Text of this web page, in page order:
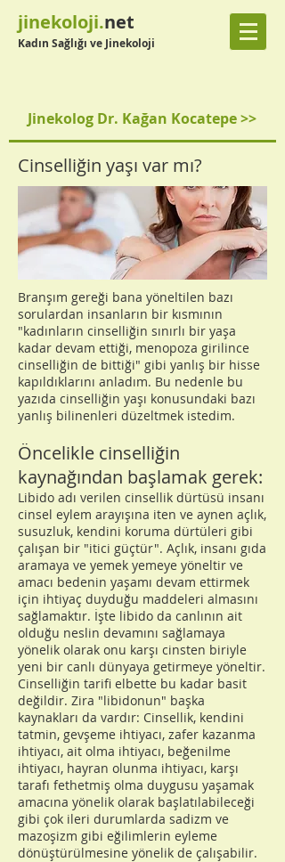
jinekoloji.net
Kadın Sağlığı ve Jinekoloji
Jinekolog Dr. Kağan Kocatepe >>
Cinselliğin yaşı var mı?
Branşım gereği bana yöneltilen bazı
sorulardan insanların bir kısmının
"kadınların cinselliğin sınırlı bir yaşa
kadar devam ettiği, menopoza girilince
cinselliğin de bittiği" gibi yanlış bir hisse
kapıldıklarını anladım. Bu nedenle bu
yazıda cinselliğin yaşı konusundaki bazı
yanlış bilinenleri düzeltmek istedim.
Öncelikle cinselliğin
kaynağından başlamak gerek:
Libido adı verilen cinsellik dürtüsü insanı
cinsel eylem arayışına iten ve aynen açlık,
susuzluk, kendini koruma dürtüleri gibi
çalışan bir "itici güçtür". Açlık, insanı gıda
aramaya ve yemek yemeye yöneltir ve
amacı bedenin yaşamı devam ettirmek
için ihtiyaç duyduğu maddeleri almasını
sağlamaktır. İşte libido da canlının ait
olduğu neslin devamını sağlamaya
yönelik olarak onu karşı cinsten biriyle
yeni bir canlı dünyaya getirmeye yöneltir.
Cinselliğin tarifi elbette bu kadar basit
değildir. Zira "libidonun" başka
kaynakları da vardır: Cinsellik, kendini
tatmin, gevşeme ihtiyacı, zafer kazanma
ihtiyacı, ait olma ihtiyacı, beğenilme
ihtiyacı, hayran olunma ihtiyacı, karşı
tarafı fethetmiş olma duygusu yaşamak
amacına yönelik olarak başlatılabileceği
gibi çok ileri durumlarda sadizm ve
mazoşizm gibi eğilimlerin eyleme
dönüştürülmesine yönelik de çalışabilir.